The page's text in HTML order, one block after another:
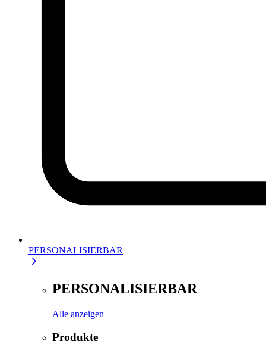
PERSONALISIERBAR
PERSONALISIERBAR
Alle anzeigen
Produkte